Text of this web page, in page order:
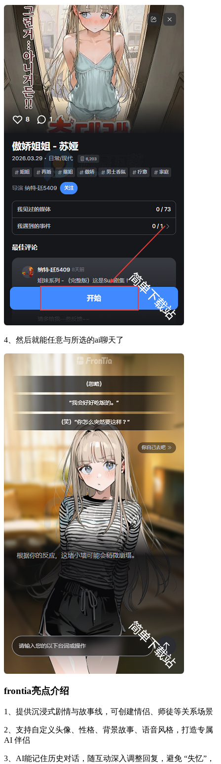
4、然后就能任意与所选的ai聊天了
frontia亮点介绍
1、提供沉浸式剧情与故事线，可创建情侣、师徒等关系场景
2、支持自定义头像、性格、背景故事、语音风格，打造专属
AI 伴侣
3、AI能记住历史对话，随互动深入调整回复，避免 “失忆”，